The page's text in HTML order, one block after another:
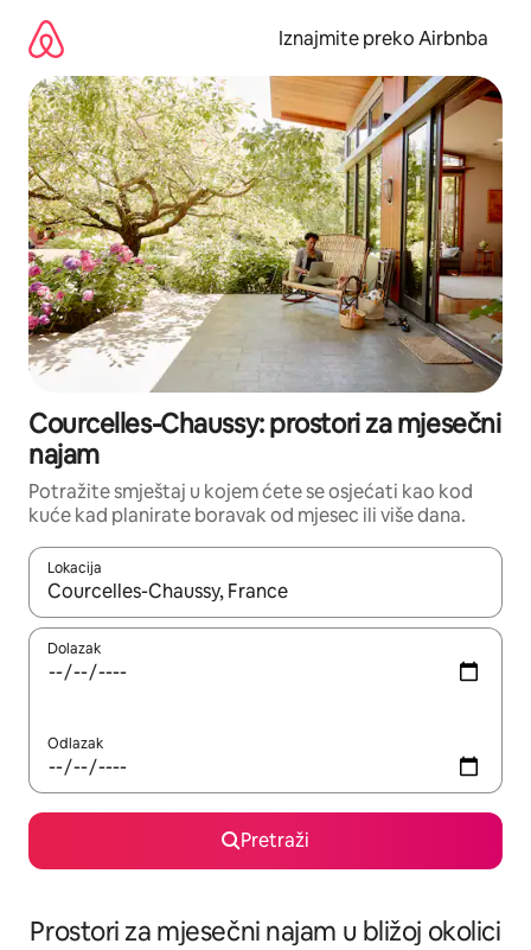
sadržaj
Iznajmite preko Airbnba
Courcelles-Chaussy: prostori za mjesečni
najam
Potražite smještaj u kojem ćete se osjećati kao kod
kuće kad planirate boravak od mjesec ili više dana.
Lokacija
Kada budu dostupni rezultati, moći ćete ih pregledati
Dolazak
Odlazak
Pretraži
Prostori za mjesečni najam u bližoj okolici